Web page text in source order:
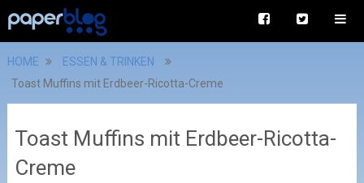
HOME
ESSEN & TRINKEN
Toast Muffins mit Erdbeer-Ricotta-Creme
Toast Muffins mit Erdbeer-Ricotta-
Creme